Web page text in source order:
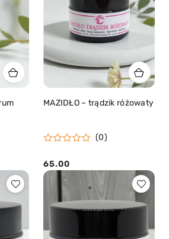
MAZIDŁO – trądzik różowaty
(0)
Cena:
65.00